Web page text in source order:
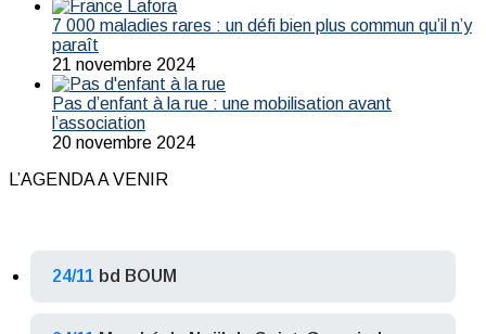
7 000 maladies rares : un défi bien plus commun qu’il n’y
paraît
21 novembre 2024
Pas d’enfant à la rue : une mobilisation avant
l’association
20 novembre 2024
L’AGENDA A VENIR
24/11 bd BOUM